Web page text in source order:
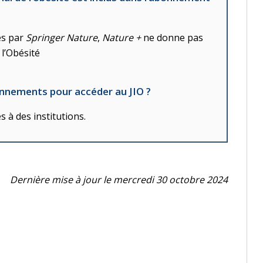
par Springer Nature, Nature +ne donne pas
pour accéder au JIO ?
à des institutions.
Dernière mise à jour le mercredi 30 octobre 2024